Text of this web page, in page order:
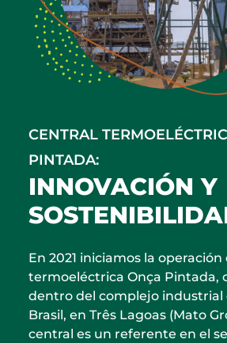
CENTRAL
PINTADA:
INNOVACIÓN Y
En 2021 iniciamos la
termoeléctrica Onça Pintada,
dentro del complejo industrial
Brasil, en Três Lagoas (Mato
central es un referente en el